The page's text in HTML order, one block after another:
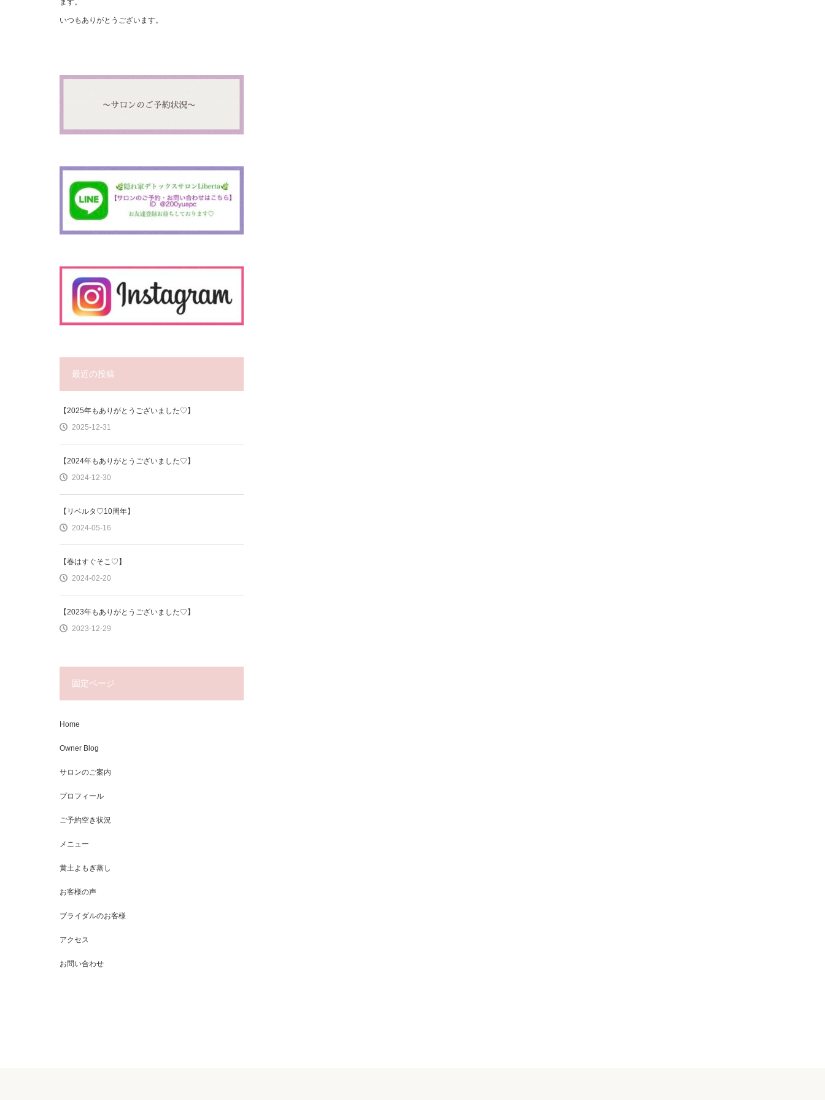
ます。
いつもありがとうございます。
最近の投稿
【2025年もありがとうございました♡】
2025-12-31
【2024年もありがとうございました♡】
2024-12-30
【リベルタ♡10周年】
2024-05-16
【春はすぐそこ♡】
2024-02-20
【2023年もありがとうございました♡】
2023-12-29
固定ページ
Home
Owner Blog
サロンのご案内
プロフィール
ご予約空き状況
メニュー
黄土よもぎ蒸し
お客様の声
ブライダルのお客様
アクセス
お問い合わせ